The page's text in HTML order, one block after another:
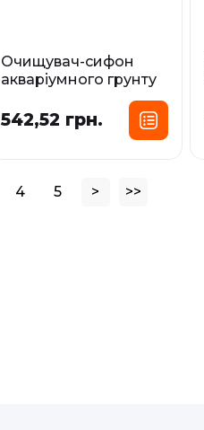
Очищувач-сифон
акваріумного грунту
AMTRA, 48 см
542,52 грн.
4 5 > >>